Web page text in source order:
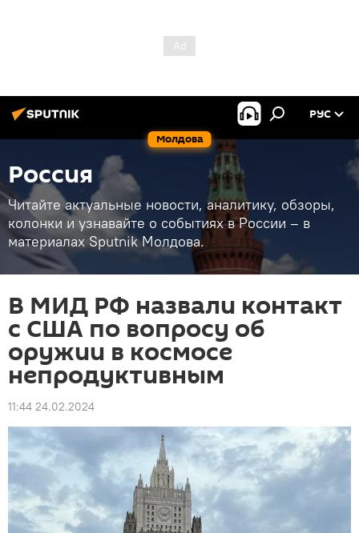
Молдова
РУС
Россия
Читайте актуальные новости, аналитику, обзоры,
колонки и узнавайте о событиях в России – в
материалах Sputnik Молдова.
В МИД РФ назвали контакт
с США по вопросу об
оружии в космосе
непродуктивным
11:44 24.02.2024